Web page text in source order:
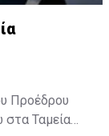
Προέδρου
στα Ταμεία